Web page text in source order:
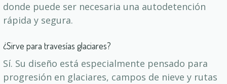
donde puede ser necesaria una autodetención
rápida y segura.
¿Sirve para travesías glaciares?
Sí. Su diseño está especialmente pensado para
progresión en glaciares, campos de nieve y rutas